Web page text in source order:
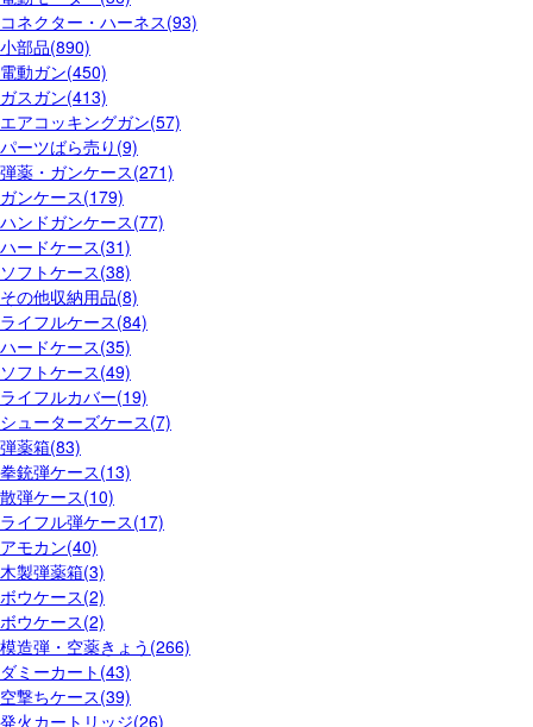
コネクター・ハーネス(93)
小部品(890)
電動ガン(450)
ガスガン(413)
エアコッキングガン(57)
パーツばら売り(9)
弾薬・ガンケース(271)
ガンケース(179)
ハンドガンケース(77)
ハードケース(31)
ソフトケース(38)
その他収納用品(8)
ライフルケース(84)
ハードケース(35)
ソフトケース(49)
ライフルカバー(19)
シューターズケース(7)
弾薬箱(83)
拳銃弾ケース(13)
散弾ケース(10)
ライフル弾ケース(17)
アモカン(40)
木製弾薬箱(3)
ボウケース(2)
ボウケース(2)
模造弾・空薬きょう(266)
ダミーカート(43)
空撃ちケース(39)
発火カートリッジ(26)